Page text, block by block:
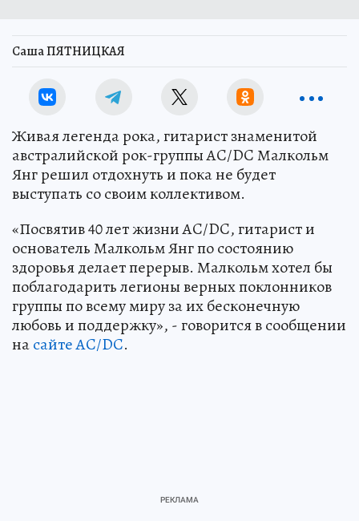
Саша ПЯТНИЦКАЯ
Живая легенда рока, гитарист знаменитой
австралийской рок-группы AC/DC Малкольм
Янг решил отдохнуть и пока не будет
выступать со своим коллективом.
«Посвятив 40 лет жизни AC/DC, гитарист и
основатель Малкольм Янг по состоянию
здоровья делает перерыв. Малкольм хотел бы
поблагодарить легионы верных поклонников
группы по всему миру за их бесконечную
любовь и поддержку», - говорится в сообщении
насайте AC/DC.